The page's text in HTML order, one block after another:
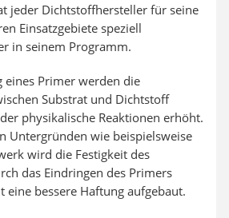
jeder Dichtstoffhersteller für seine
Einsatzgebiete speziell
in seinem Programm.
eines Primer werden die
Substrat und Dichtstoff
physikalische Reaktionen erhöht.
Untergründen wie beispielsweise
wird die Festigkeit des
das Eindringen des Primers
bessere Haftung aufgebaut.